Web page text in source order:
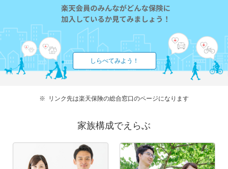
しらべてみよう！
リンク先は楽天保険の総合窓口のページになります
家族構成でえらぶ